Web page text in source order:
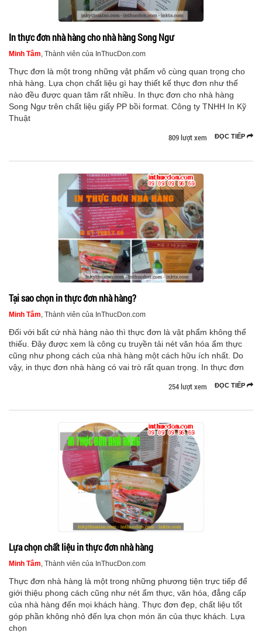
In thực đơn nhà hàng cho nhà hàng Song Ngư
Minh Tâm, Thành viên của InThucDon.com
Thực đơn là một trong những vật phẩm vô cùng quan trọng cho
nhà hàng. Lựa chọn chất liệu gì hay thiết kế thực đơn như thế
nào đều được quan tâm rất nhiều. In thực đơn cho nhà hàng
Song Ngư trên chất liệu giấy PP bồi format. Công ty TNHH In Kỹ
Thuật
ĐỌC TIẾP
809 lượt xem
Tại sao chọn in thực đơn nhà hàng?
Minh Tâm, Thành viên của InThucDon.com
Đối với bất cứ nhà hàng nào thì thực đơn là vật phẩm không thể
thiếu. Đây được xem là công cụ truyền tải nét văn hóa ẩm thực
cũng như phong cách của nhà hàng một cách hữu ích nhất. Do
vậy, in thực đơn nhà hàng có vai trò rất quan trọng. In thực đơn
ĐỌC TIẾP
254 lượt xem
Lựa chọn chất liệu in thực đơn nhà hàng
Minh Tâm, Thành viên của InThucDon.com
Thực đơn nhà hàng là một trong những phương tiện trực tiếp để
giới thiệu phong cách cũng như nét ẩm thực, văn hóa, đẳng cấp
của nhà hàng đến mọi khách hàng. Thực đơn đẹp, chất liệu tốt
góp phần không nhỏ đến lựa chọn món ăn của thực khách. Lựa
chọn